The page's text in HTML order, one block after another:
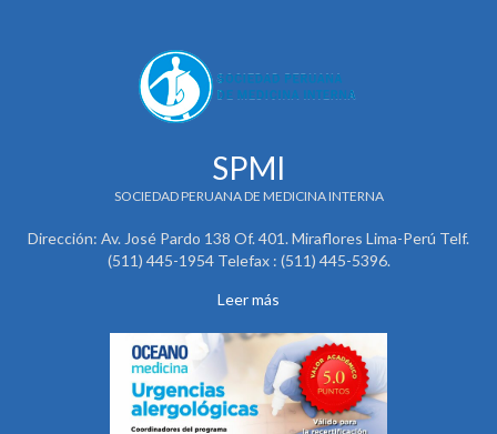
SPMI
SOCIEDAD PERUANA DE MEDICINA INTERNA
Dirección: Av. José Pardo 138 Of. 401. Miraflores Lima-Perú Telf.
(511) 445-1954 Telefax : (511) 445-5396.
Leer más